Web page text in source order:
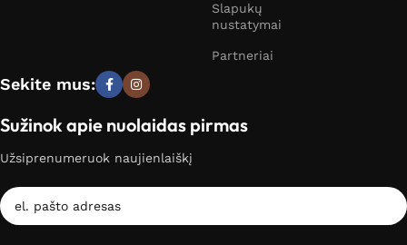
Slapukų
nustatymai
Partneriai
Sekite mus:
Sužinok apie nuolaidas pirmas
Užsiprenumeruok naujienlaiškį